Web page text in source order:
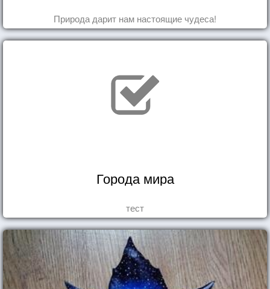
Природа дарит нам настоящие чудеса!
Города мира
тест